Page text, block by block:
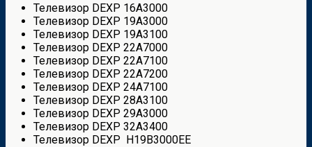
Телевизор DEXP 16A3000
Телевизор DEXP 19A3000
Телевизор DEXP 19A3100
Телевизор DEXP 22A7000
Телевизор DEXP 22A7100
Телевизор DEXP 22A7200
Телевизор DEXP 24A7100
Телевизор DEXP 28A3100
Телевизор DEXP 29A3000
Телевизор DEXP 32A3400
Телевизор DEXP H19B3000EE